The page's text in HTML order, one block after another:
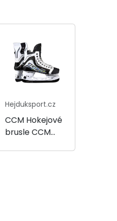
Hejduksport.cz
CCM Hokejové
brusle CCM